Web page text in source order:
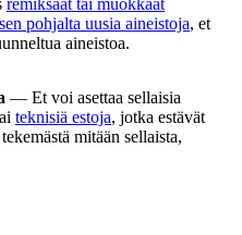
remiksaat tai muokkaat
pohjalta uusia aineistoja, et
aineistoa.
— Et voi asettaa sellaisia
teknisiä estoja, jotka estävät
mitään sellaista,